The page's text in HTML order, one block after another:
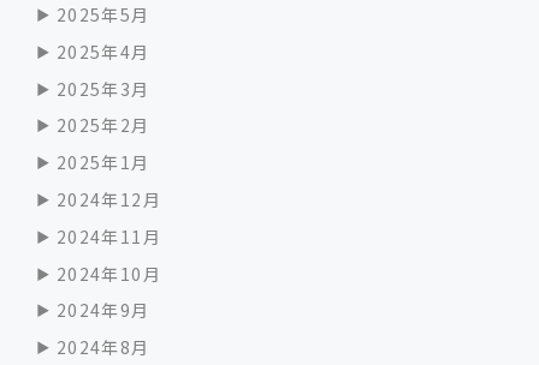
2025年5月
2025年4月
2025年3月
2025年2月
2025年1月
2024年12月
2024年11月
2024年10月
2024年9月
2024年8月